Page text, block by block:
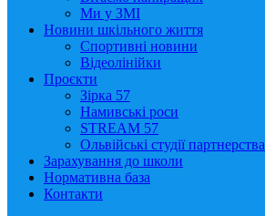
Ми у ЗМІ
Новини шкільного життя
Спортивні новини
Відеолінійки
Проєкти
Зірка 57
Намивські роси
STREAM 57
Ольвійські студії партнерства
Зарахування до школи
Нормативна база
Контакти